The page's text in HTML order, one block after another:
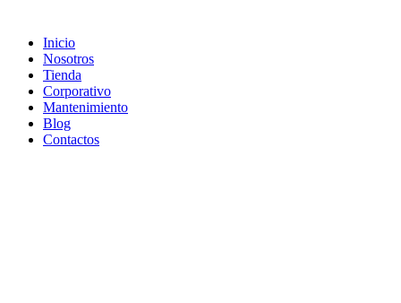
Inicio
Nosotros
Tienda
Corporativo
Mantenimiento
Blog
Contactos